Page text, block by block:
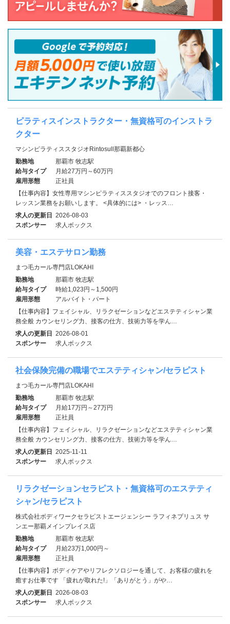
ピラティスインストラクター・無資格可のインストラ
クター
マシンピラティススタジオRintosull那覇新都心
勤務地
那覇市 牧志駅
給与タイプ
月給27万円～60万円
雇用形態
正社員
【仕事内容】女性専用マシンピラティススタジオでのフロント接客・
レッスン業務をお願いします。 <具体的には> ・レッス…
求人の更新日 2026-08-03
スポンサー
求人ボックス
美容・エステサロン勤務
まつ毛カール専門店LOKAHI
勤務地
那覇市 牧志駅
給与タイプ
時給1,023円～1,500円
雇用形態
アルバイト・パート
【仕事内容】フェイシャル、リラクゼーションなどエステティシャン業
務全般 カウンセリング力、接客の仕方、技術力等を学ん…
求人の更新日 2026-08-01
スポンサー
求人ボックス
社会保険完備の職場でエステティシャン/セラピスト
まつ毛カール専門店LOKAHI
勤務地
那覇市 牧志駅
給与タイプ
月給17万円～27万円
雇用形態
正社員
【仕事内容】フェイシャル、リラクゼーションなどエステティシャン業
務全般 カウンセリング力、接客の仕方、技術力等を学ん…
求人の更新日 2025-11-11
スポンサー
求人ボックス
リラクゼーションセラピスト・無資格可のエステティ
シャン/セラピスト
株式会社ボディワークセラピストエージェンシー ラフィネプリュス サ
ンエー那覇メインプレイス店
勤務地
那覇市 牧志駅
給与タイプ
月給23万1,000円～
雇用形態
正社員
【仕事内容】ボディケアやリフレクソロジーを通して、お客様の疲れを
癒すお仕事です 「疲れが取れた!」「ありがとう」がや…
求人の更新日 2026-08-03
スポンサー
求人ボックス